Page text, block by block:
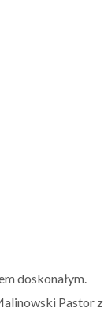
doskonałym.
Pastor z